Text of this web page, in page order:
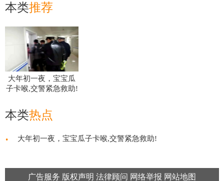
本类推荐
大年初一夜，宝宝瓜
子卡喉,交警紧急救助!
本类热点
· 大年初一夜，宝宝瓜子卡喉,交警紧急救助!
广告服务 版权声明 法律顾问 网络举报 网站地图